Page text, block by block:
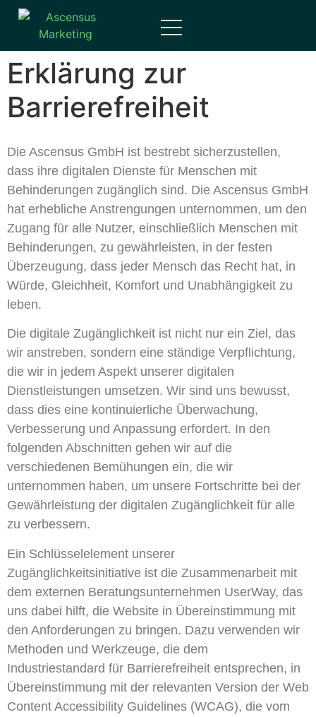
springen
Erklärung zur
Barrierefreiheit
Die Ascensus GmbH ist bestrebt sicherzustellen,
dass ihre digitalen Dienste für Menschen mit
Behinderungen zugänglich sind. Die Ascensus GmbH
hat erhebliche Anstrengungen unternommen, um den
Zugang für alle Nutzer, einschließlich Menschen mit
Behinderungen, zu gewährleisten, in der festen
Überzeugung, dass jeder Mensch das Recht hat, in
Würde, Gleichheit, Komfort und Unabhängigkeit zu
leben.
Die digitale Zugänglichkeit ist nicht nur ein Ziel, das
wir anstreben, sondern eine ständige Verpflichtung,
die wir in jedem Aspekt unserer digitalen
Dienstleistungen umsetzen. Wir sind uns bewusst,
dass dies eine kontinuierliche Überwachung,
Verbesserung und Anpassung erfordert. In den
folgenden Abschnitten gehen wir auf die
verschiedenen Bemühungen ein, die wir
unternommen haben, um unsere Fortschritte bei der
Gewährleistung der digitalen Zugänglichkeit für alle
zu verbessern.
Ein Schlüsselelement unserer
Zugänglichkeitsinitiative ist die Zusammenarbeit mit
dem externen Beratungsunternehmen UserWay, das
uns dabei hilft, die Website in Übereinstimmung mit
den Anforderungen zu bringen. Dazu verwenden wir
Methoden und Werkzeuge, die dem
Industriestandard für Barrierefreiheit entsprechen, in
Übereinstimmung mit der relevanten Version der Web
Content Accessibility Guidelines (WCAG), die vom